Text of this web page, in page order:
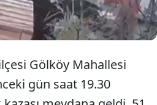
Gölköy Mahallesi
gün saat 19.30